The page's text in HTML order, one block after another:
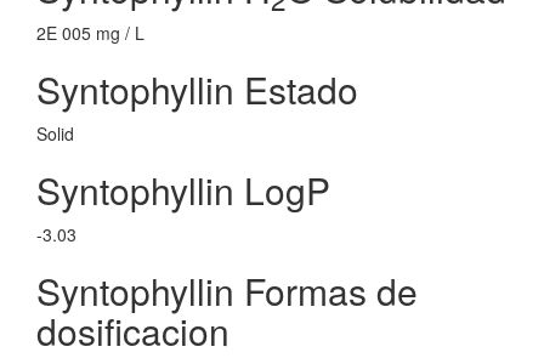
2E 005 mg / L
Syntophyllin Estado
Solid
Syntophyllin LogP
-3.03
Syntophyllin Formas de
dosificacion